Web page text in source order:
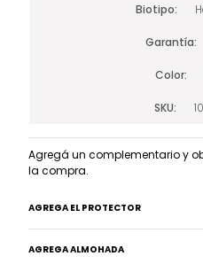
Biotipo
Garantía
Color
SKU
Agregá un complementario y
la compra.
AGREGA EL PROTECTOR
AGREGA ALMOHADA